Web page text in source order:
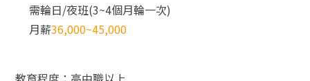
需輪日/夜班(3~4個月輪一次)
月薪36,000~45,000